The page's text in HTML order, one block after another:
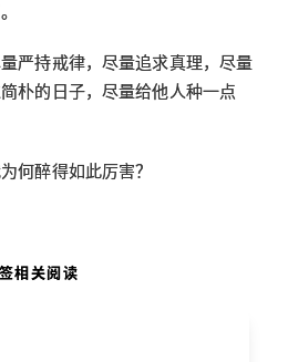
严持戒律，尽量追求真理，尽量
朴的日子，尽量给他人种一点
何醉得如此厉害？
相关阅读